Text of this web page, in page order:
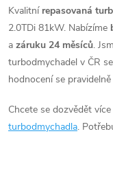
v
l
á
a
Kvalitní repasovaná
2.0TDi 81kW. Nabízíme
a záruku 24 měsíců.
turbodmychadel v ČR se
hodnocení se
Chcete se dozvědět
turbodmychadla.